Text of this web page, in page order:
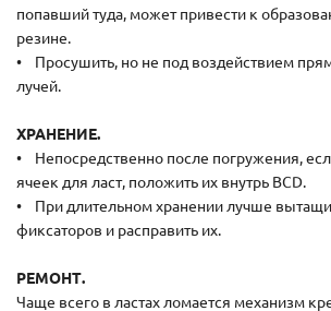
попавший туда, может привести к
резине.
• Просушить, но не под воздействием
лучей.
ХРАНЕНИЕ.
• Непосредственно после погружения,
ячеек для ласт, положить их внутрь BCD.
• При длительном хранении лучше
фиксаторов и расправить их.
РЕМОНТ.
Чаще всего в ластах ломается механизм